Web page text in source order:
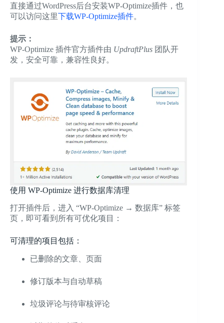
直接通过WordPress后台安装WP-Optimize插件，也
可以访问这里下载WP-Optimize插件。
提示：
WP-Optimize 插件官方插件由 UpdraftPlus 团队开
发，安全可靠，兼容性良好。
使用 WP-Optimize 进行数据库清理
打开插件后，进入 “WP-Optimize → 数据库” 标签
页，即可看到所有可优化项目：
可清理的项目包括：
已删除的文章、页面
修订版本与自动草稿
垃圾评论与待审核评论